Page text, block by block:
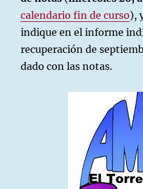
calendario fin de curso),
indique en el informe
recuperación de
dado con las notas.